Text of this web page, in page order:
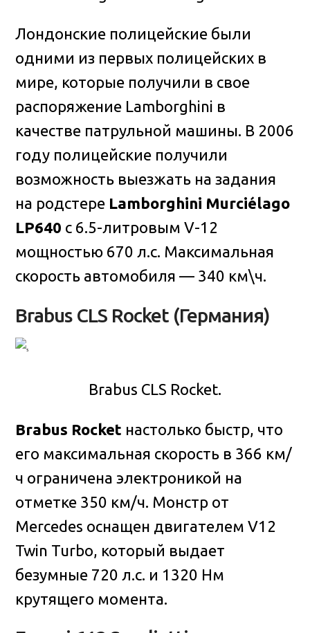
Лондонские полицейские были
одними из первых полицейских в
мире, которые получили в свое
распоряжение Lamborghini в
качестве патрульной машины. В 2006
году полицейские получили
возможность выезжать на задания
на родстере Lamborghini Murciélago
LP640 с 6.5-литровым V-12
мощностью 670 л.с. Максимальная
скорость автомобиля — 340 км\ч.
Brabus CLS Rocket (Германия)
Brabus CLS Rocket.
Brabus Rocket настолько быстр, что
его максимальная скорость в 366 км/
ч ограничена электроникой на
отметке 350 км/ч. Монстр от
Mercedes оснащен двигателем V12
Twin Turbo, который выдает
безумные 720 л.с. и 1320 Нм
крутящего момента.